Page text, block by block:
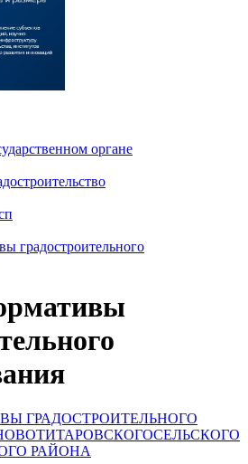
органе
градостроительного
ГРАДОСТРОИТЕЛЬНОГО
РАЙОНА